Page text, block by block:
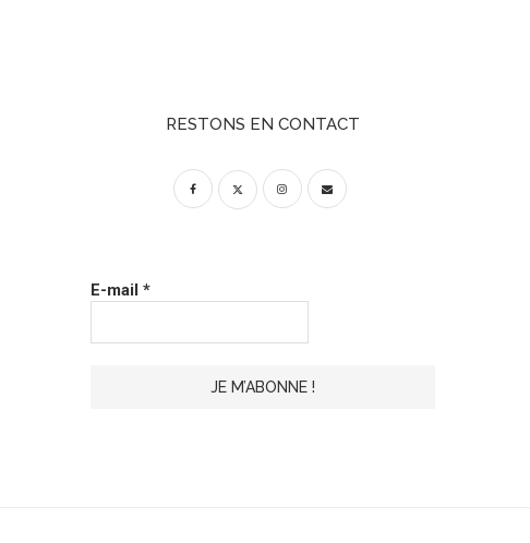
RESTONS EN CONTACT
E-mail*